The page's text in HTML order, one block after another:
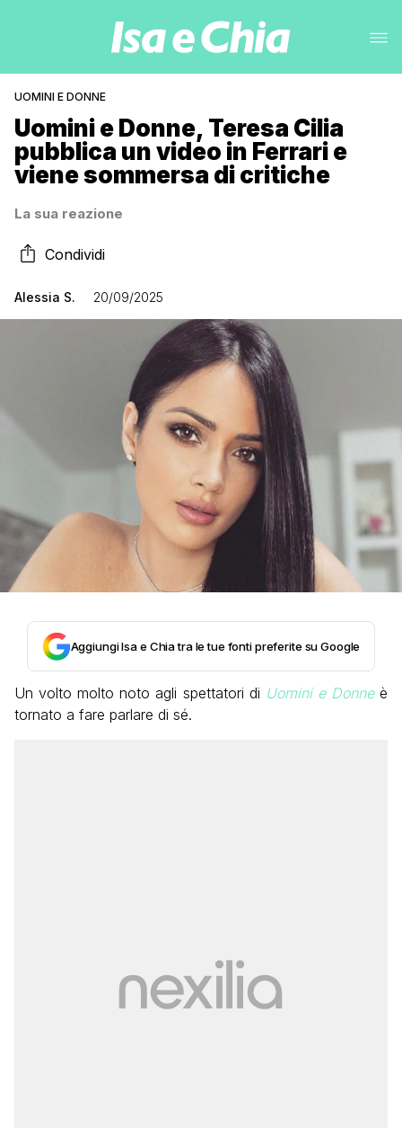
UOMINI E DONNE
Uomini e Donne, Teresa Cilia
pubblica un video in Ferrari e
viene sommersa di critiche
La sua reazione
Condividi
Alessia S. 20/09/2025
Aggiungi Isa e Chia tra le tue fonti preferite su Google
Un volto molto noto agli spettatori di Uomini e Donne è
tornato a fare parlare di sé.